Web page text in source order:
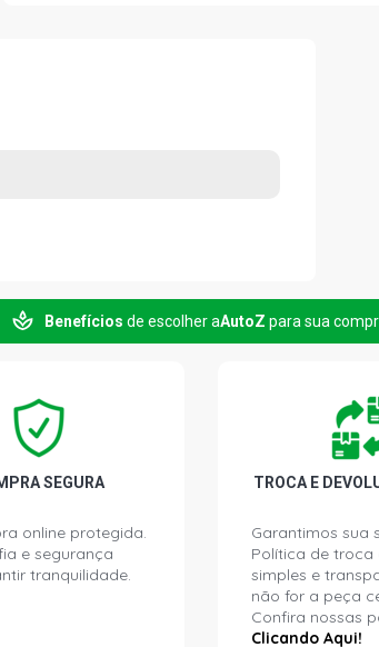
Benefícios de escolher aAutoZ para sua
SEGURA
online protegida.
e segurança
tranquilidade.
TROCA E
Garantimos sua
Política de troca
simples e
não for a peça
Confira nossas
Clicando Aqui!